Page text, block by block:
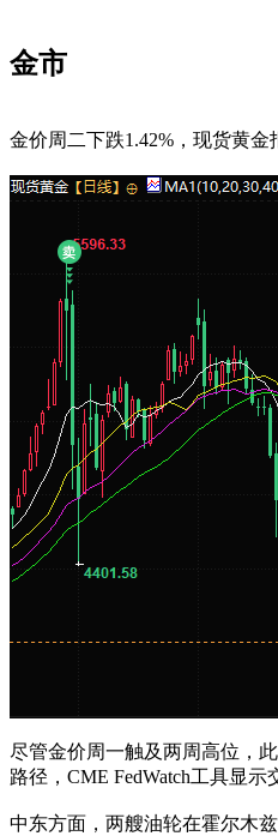
金市
金价周二下跌1.42%，现货黄
尽管金价周一触及两周高位，
路径，CME FedWatch工具显示
中东方面，两艘油轮在霍尔木